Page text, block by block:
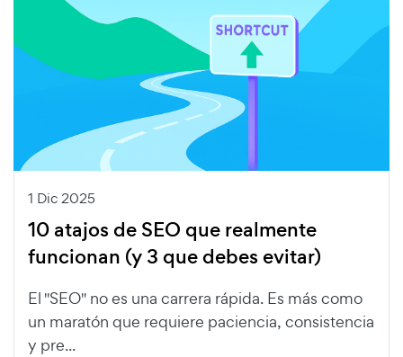
1 Dic 2025
10 atajos de SEO que realmente
funcionan (y 3 que debes evitar)
El "SEO" no es una carrera rápida. Es más como
un maratón que requiere paciencia, consistencia
y pre...